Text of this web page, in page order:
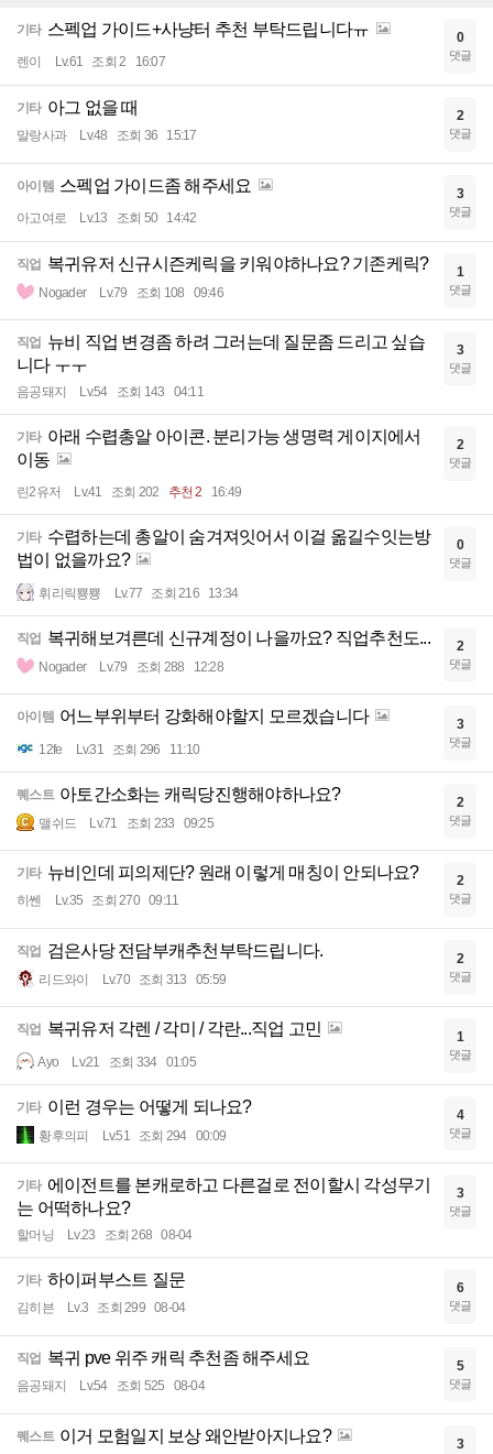
기타 스펙업 가이드+사냥터 추천 부탁드립니다ㅠ
렌이 Lv.61 조회 2 16:07
0
댓글
기타 아그 없을 때
말랑사과 Lv.48 조회 36 15:17
2
댓글
아이템 스펙업 가이드좀 해주세요
아고여로 Lv.13 조회 50 14:42
3
댓글
직업 복귀유저 신규시즌케릭을 키워야하나요? 기존케릭?
Nogader Lv.79 조회 108 09:46
1
댓글
직업
뉴비 직업 변경좀 하려 그러는데 질문좀 드리고 싶습
니다 ㅜㅜ
음공돼지 Lv.54 조회 143 04:11
3
댓글
기타 아래 수렵총알 아이콘. 분리가능 생명력 게이지에서
이동
린2유저 Lv.41 조회 202 추천 2 16:49
2
댓글
기타 수렵하는데 총알이 숨겨져잇어서 이걸 옮길수잇는방
법이 없을까요?
휘리릭뿅뿅 Lv.77 조회 216 13:34
0
댓글
직업 복귀해보겨른데 신규계정이 나을까요? 직업추천도...
Nogader Lv.79 조회 288 12:28
2
댓글
아이템 어느부위부터 강화해야할지 모르겠습니다
12fe Lv.31 조회 296 11:10
3
댓글
퀘스트 아토간소화는 캐릭당진행해야하나요?
맬쉬드 Lv.71 조회 233 09:25
2
댓글
기타 뉴비인데 피의제단? 원래 이렇게 매칭이 안되나요?
히쎈 Lv.35 조회 270 09:11
2
댓글
직업 검은사당 전담부캐추천부탁드립니다.
리드와이 Lv.70 조회 313 05:59
2
댓글
직업 복귀유저 각렌 / 각미 / 각란...직업 고민
Ayo Lv.21 조회 334 01:05
1
댓글
기타 이런 경우는 어떻게 되나요?
황후의피 Lv.51 조회 294 00:09
4
댓글
기타 에이전트를 본캐로하고 다른걸로 전이할시 각성무기
는 어떡하나요?
할머닝 Lv.23 조회 268 08-04
3
댓글
기타 하이퍼부스트 질문
김히븐 Lv.3 조회 299 08-04
6
댓글
직업 복귀 pve 위주 캐릭 추천좀 해주세요
음공돼지 Lv.54 조회 525 08-04
5
댓글
퀘스트 이거 모험일지 보상 왜안받아지나요? 3